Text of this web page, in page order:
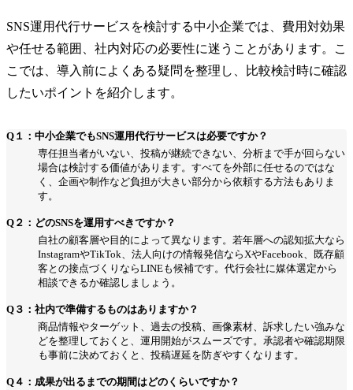
SNS運用代行サービスを検討する中小企業では、費用対効果
や任せる範囲、社内対応の必要性に迷うことがあります。こ
こでは、導入前によくある疑問を整理し、比較検討時に確認
したいポイントを紹介します。
Q１：中小企業でもSNS運用代行サービスは必要ですか？
専任担当者がいない、投稿が継続できない、分析まで手が回らない
場合は検討する価値があります。すべてを外部に任せるのではな
く、企画や制作など負担が大きい部分から依頼する方法もありま
す。
Q２：どのSNSを運用すべきですか？
自社の顧客層や目的によって異なります。若年層への認知拡大なら
InstagramやTikTok、法人向けの情報発信ならXやFacebook、既存顧
客との接点づくりならLINEも候補です。代行会社に媒体選定から
相談できるか確認しましょう。
Q３：社内で準備するものはありますか？
商品情報やターゲット、過去の投稿、画像素材、訴求したい強みな
どを整理しておくと、運用開始がスムーズです。承認者や確認期限
も事前に決めておくと、投稿遅延を防ぎやすくなります。
Q４：成果が出るまでの期間はどのくらいですか？